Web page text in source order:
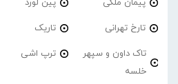
تارخ تهرانی تاریک
تاک داون و سپهر
خلسه
ترپ اشی